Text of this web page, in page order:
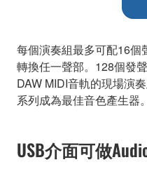
每個演奏組最多可配16個
轉換任一聲部。128個發
DAW MIDI音軌的現場演
系列成為最佳音色產生器。
USB介面可做